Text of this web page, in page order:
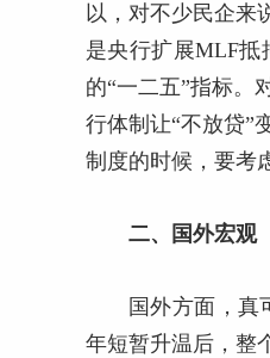
以，对不少民企来
是央行扩展MLF抵
的“一二五”指标。
行体制让“不放贷”
制度的时候，要考
二、国外宏观
国外方面，真
年短暂升温后，整